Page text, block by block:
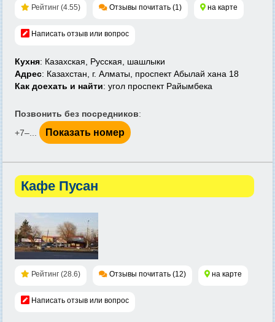
Рейтинг (4.55) Отзывы почитать (1) на карте
Написать отзыв или вопрос
Кухня: Казахская, Русская, шашлыки
Адрес: Казахстан, г. Алматы, проспект Абылай хана 18
Как доехать и найти: угол проспект Райымбека
Позвонить без посредников:
+7‒...
Показать номер
Кафе Пусан
Рейтинг (28.6) Отзывы почитать (12) на карте
Написать отзыв или вопрос